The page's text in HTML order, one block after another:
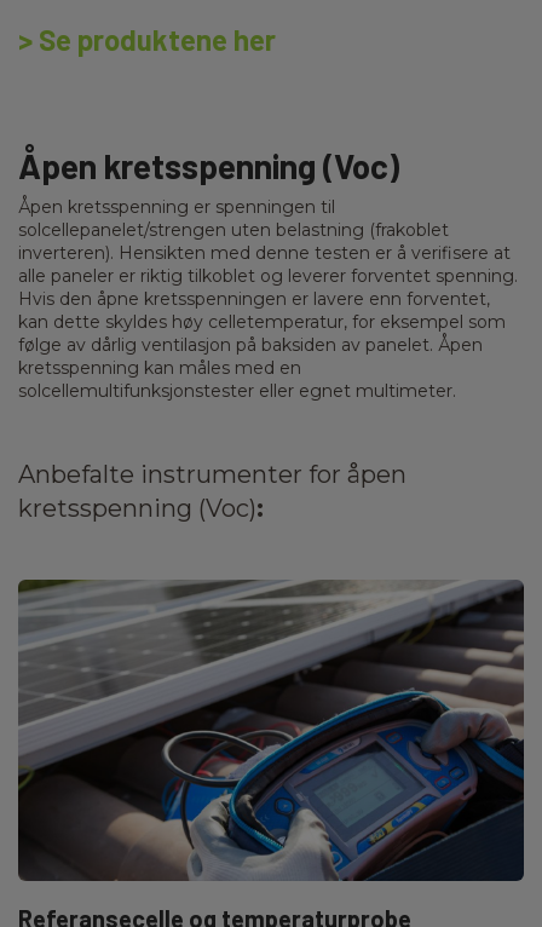
> Se produktene her
Åpen kretsspenning (Voc)
Åpen kretsspenning er spenningen til
solcellepanelet/strengen uten belastning (frakoblet
inverteren). Hensikten med denne testen er å verifisere at
alle paneler er riktig tilkoblet og leverer forventet spenning.
Hvis den åpne kretsspenningen er lavere enn forventet,
kan dette skyldes høy celletemperatur, for eksempel som
følge av dårlig ventilasjon på baksiden av panelet. Åpen
kretsspenning kan måles med en
solcellemultifunksjonstester eller egnet multimeter.
Anbefalte instrumenter for åpen
kretsspenning (Voc):
Referansecelle og temperaturprobe